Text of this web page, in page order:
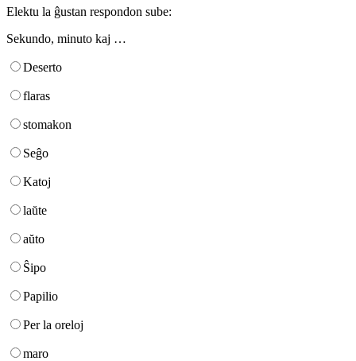
Elektu la ĝustan respondon sube:
Sekundo, minuto kaj …
Deserto
flaras
stomakon
Seĝo
Katoj
laŭte
aŭto
Ŝipo
Papilio
Per la oreloj
maro